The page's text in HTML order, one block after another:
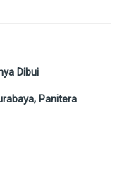
Dibui
Panitera